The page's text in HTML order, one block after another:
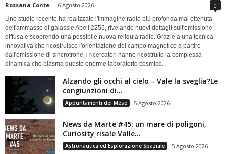
Rossana Conte - 6 Agosto 2026 0
Uno studio recente ha realizzato l'immagine radio più profonda mai ottenuta
dell'ammasso di galassie Abell 2255, rivelando nuovi dettagli sull'emissione
diffusa e scoprendo una possibile nuova reliquia radio. Grazie a una tecnica
innovativa che ricostruisce l'orientazione del campo magnetico a partire
dall'emissione di sincrotrone, i ricercatori hanno ricostruito la complessa
dinamica che plasma questo enorme laboratorio cosmico.
Alzando gli occhi al cielo – Vale la sveglia?Le
congiunzioni di...
Appuntamenti del Mese 5 Agosto 2026
News da Marte #45: un mare di poligoni,
Curiosity risale Valle...
Astronautica ed Esplorazione Spaziale 5 Agosto 2026